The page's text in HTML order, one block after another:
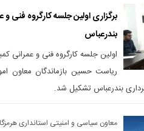
برگزاری اولین جلسه کارگروه فنی
بندرعباس
اولین جلسه کارگروه فنی و عمرانی
ریاست حسین بازماندگان معاون
بندرعباس تشکیل شد.
معاون سیاسی و امنیتی استانداری